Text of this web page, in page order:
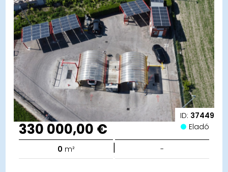
ID: 37449
330 000,00 € Eladó
0 m² | -